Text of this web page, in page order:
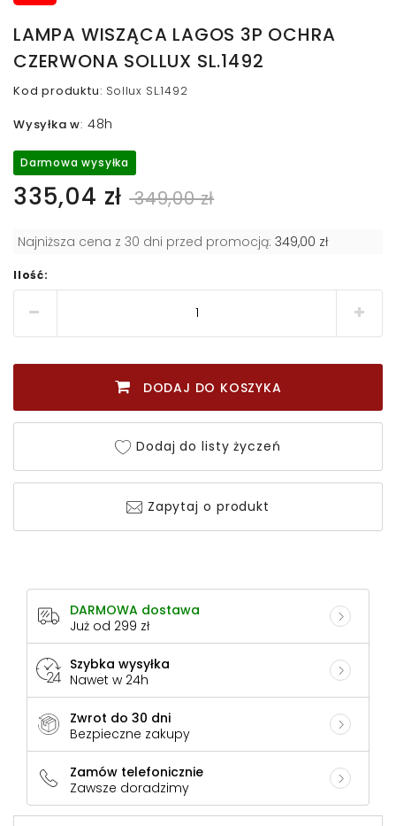
LAMPA WISZĄCA LAGOS 3P OCHRA
CZERWONA SOLLUX SL.1492
Kod produktu: Sollux SL.1492
Wysyłka w: 48h
Darmowa wysyłka
335,04 zł 349,00 zł
Najniższa cena z 30 dni przed promocją: 349,00 zł
Ilość:
DODAJ DO KOSZYKA
Dodaj do listy życzeń
Zapytaj o produkt
DARMOWA dostawa
Już od 299 zł
Szybka wysyłka
Nawet w 24h
Zwrot do 30 dni
Bezpieczne zakupy
Zamów telefonicznie
Zawsze doradzimy